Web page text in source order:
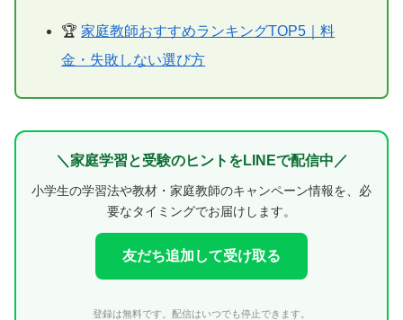
🏆家庭教師おすすめランキングTOP5｜料
金・失敗しない選び方
＼家庭学習と受験のヒントをLINEで配信中／
小学生の学習法や教材・家庭教師のキャンペーン情報を、必
要なタイミングでお届けします。
友だち追加して受け取る
登録は無料です。配信はいつでも停止できます。